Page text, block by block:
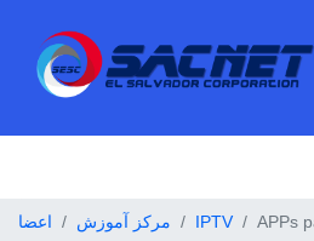
اعضا مرکز آموزش IPTV APPs